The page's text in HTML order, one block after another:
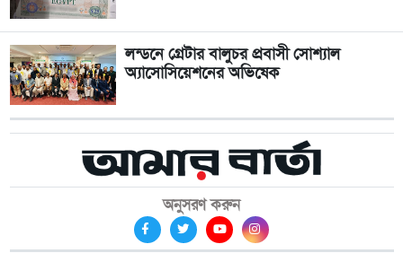
লন্ডনে গ্রেটার বালুচর প্রবাসী সোশ্যাল
অ্যাসোসিয়েশনের অভিষেক
অনুসরণ করুন